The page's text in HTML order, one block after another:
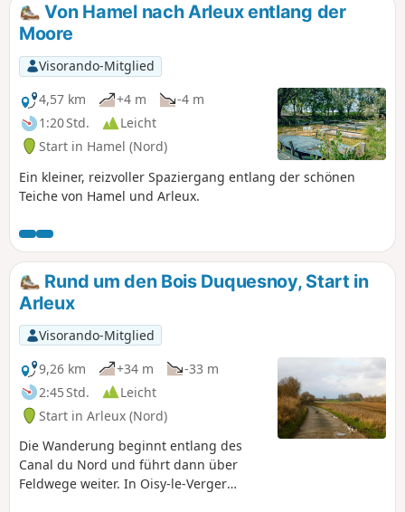
Von Hamel nach Arleux entlang der
Moore
Visorando-Mitglied
4,57 km
+4 m
-4 m
1:20 Std.
Leicht
Start in Hamel (Nord)
Ein kleiner, reizvoller Spaziergang entlang der schönen
Teiche von Hamel und Arleux.
Rund um den Bois Duquesnoy, Start in
Arleux
Visorando-Mitglied
9,26 km
+34 m
-33 m
2:45 Std.
Leicht
Start in Arleux (Nord)
Die Wanderung beginnt entlang des
Canal du Nord und führt dann über
Feldwege weiter. In Oisy-le-Verger